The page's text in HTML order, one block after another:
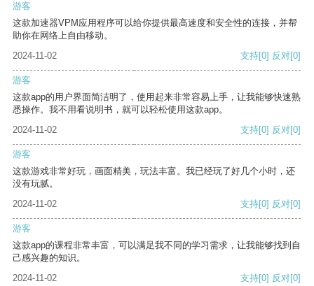
游客
这款加速器VPM应用程序可以给你提供最高速度和安全性的连接，并帮
助你在网络上自由移动。
2024-11-02
支持[0] 反对[0]
游客
这款app的用户界面简洁明了，使用起来非常容易上手，让我能够快速熟
悉操作。我不用看说明书，就可以轻松使用这款app。
2024-11-02
支持[0] 反对[0]
游客
这款游戏非常好玩，画面精美，玩法丰富。我已经玩了好几个小时，还
没有玩腻。
2024-11-02
支持[0] 反对[0]
游客
这款app的课程非常丰富，可以满足我不同的学习需求，让我能够找到自
己感兴趣的知识。
2024-11-02
支持[0] 反对[0]